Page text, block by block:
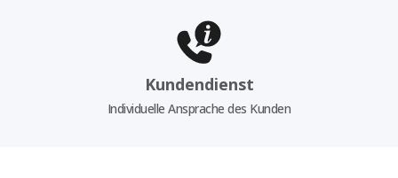
Kundendienst
Individuelle Ansprache des Kunden